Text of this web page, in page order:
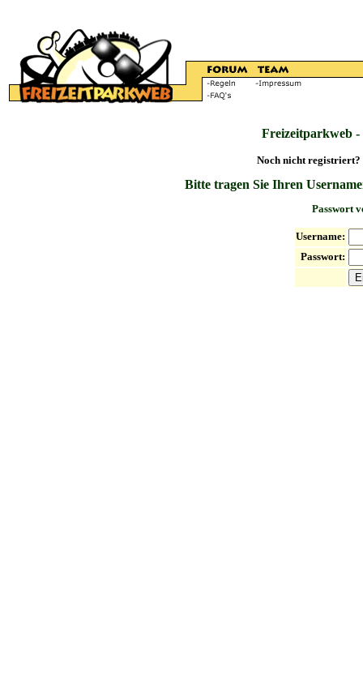
Freizeitparkweb
Noch nicht registriert?
Bitte tragen Sie Ihren
Passwort
Username:
Passwort: